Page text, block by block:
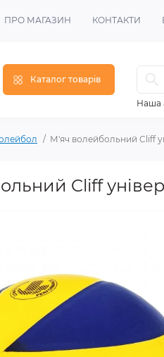
ПРО МАГАЗИН КОНТАКТИ
Каталог товарів
Наша
М'яч волейбольний Cliff
Cliff